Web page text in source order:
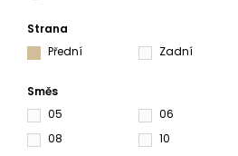
Strana
Přední
Zadní
Směs
05
06
08
10